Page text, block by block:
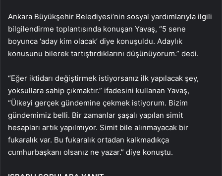
Ankara Büyükşehir Belediyesi’nin sosyal yardımlarıyla ilgili
bilgilendirme toplantısında konuşan Yavaş, “5 sene
boyunca ‘aday kim olacak’ diye konuşuldu. Adaylık
konusunu bilerek tartıştırdıklarını düşünüyorum.” dedi.
“Eğer iktidarı değiştirmek istiyorsanız ilk yapılacak şey,
yoksullara sahip çıkmaktır.” ifadesini kullanan Yavaş,
“Ülkeyi gerçek gündemine çekmek istiyorum. Bizim
gündemimiz belli. Bir zamanlar şaşalı yapılan simit
hesapları artık yapılmıyor. Simit bile alınmayacak bir
fukaralık var. Bu fukaralık ortadan kalkmadıkça
cumhurbaşkanı olsanız ne yazar.” diye konuştu.